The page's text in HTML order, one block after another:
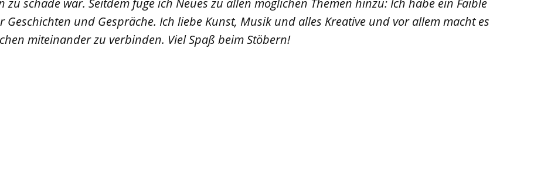
zu schade war. Seitdem füge ich Neues zu allen möglichen Themen hinzu: Ich habe ein Faible
Geschichten und Gespräche. Ich liebe Kunst, Musik und alles Kreative und vor allem macht es
miteinander zu verbinden. Viel Spaß beim Stöbern!